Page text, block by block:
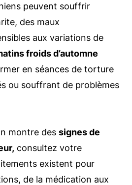
peuvent souffrir
des maux
aux variations de
froids d’automne
en séances de torture
ou souffrant de problèmes
montre des signes de
consultez votre
existent pour
de la médication aux